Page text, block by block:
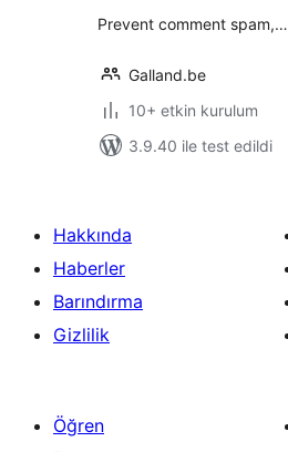
Prevent comment spam,…
Galland.be
10+ etkin kurulum
3.9.40 ile test edildi
Hakkında
Haberler
Barındırma
Gizlilik
Öğren